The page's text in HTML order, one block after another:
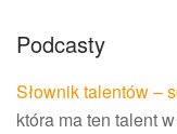
Podcasty
Słownik talentów –
która ma ten talent